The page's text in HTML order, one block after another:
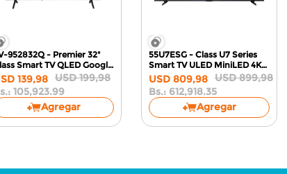
952832Q - Premier 32"
Smart TV QLED Google
HD139,98 USD 199,98
105,923.99
Agregar
55U7ESG - Class U7 Series
Smart TV ULED MiniLED 4K
144Hz Google TV
USD 809,98 USD 899,98
Bs.: 612,918.35
Agregar